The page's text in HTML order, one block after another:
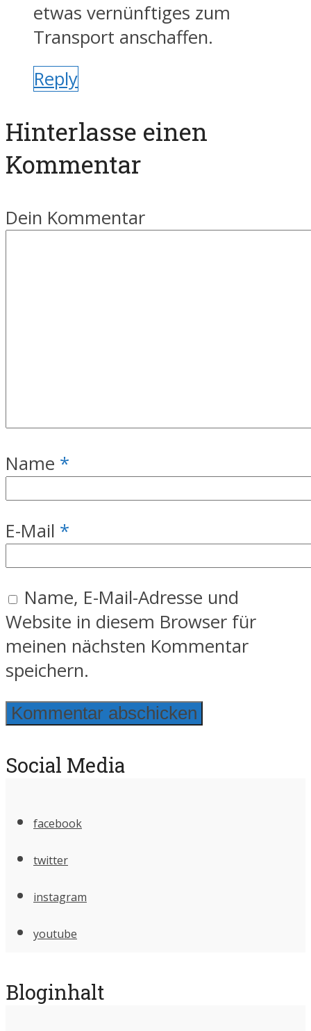
etwas vernünftiges zum
Transport anschaffen.
Reply
Hinterlasse einen
Kommentar
Dein Kommentar
Name *
E-Mail *
Name, E-Mail-Adresse und
Website in diesem Browser für
meinen nächsten Kommentar
speichern.
Social Media
facebook
twitter
instagram
youtube
Bloginhalt